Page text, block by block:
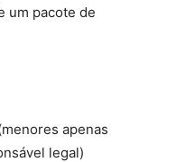
um pacote de
apenas
legal)